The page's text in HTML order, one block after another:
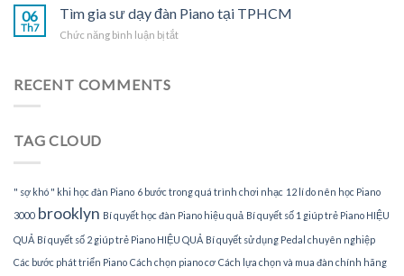
Piano
gia
gia
sư
dạy
06
Th7
Tìm gia sư dạy đàn Piano tại TPHCM
Chức năng bình luận bị tắtở
RECENT COMMENTS
TAG CLOUD
" sợ khó " khi học đàn Piano 6 bước trong quá trình chơi nhạc 12 lí do nên học Piano
3000 brooklyn Bí quyết học đàn Piano hiệu quả Bí quyết số 1 giúp trẻ Piano HIỆU
QUẢ Bí quyết số 2 giúp trẻ Piano HIỆU QUẢ Bí quyết sử dụng Pedal chuyên nghiệp
Các bước phát triển Piano Cách chọn piano cơ Cách lựa chọn và mua đàn chính hãng